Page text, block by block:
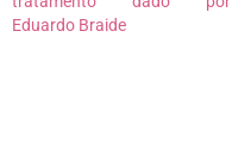
Eduardo Braide